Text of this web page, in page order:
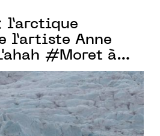
l’arctique
l’artiste Anne
#Moret à
au 17.02.2024